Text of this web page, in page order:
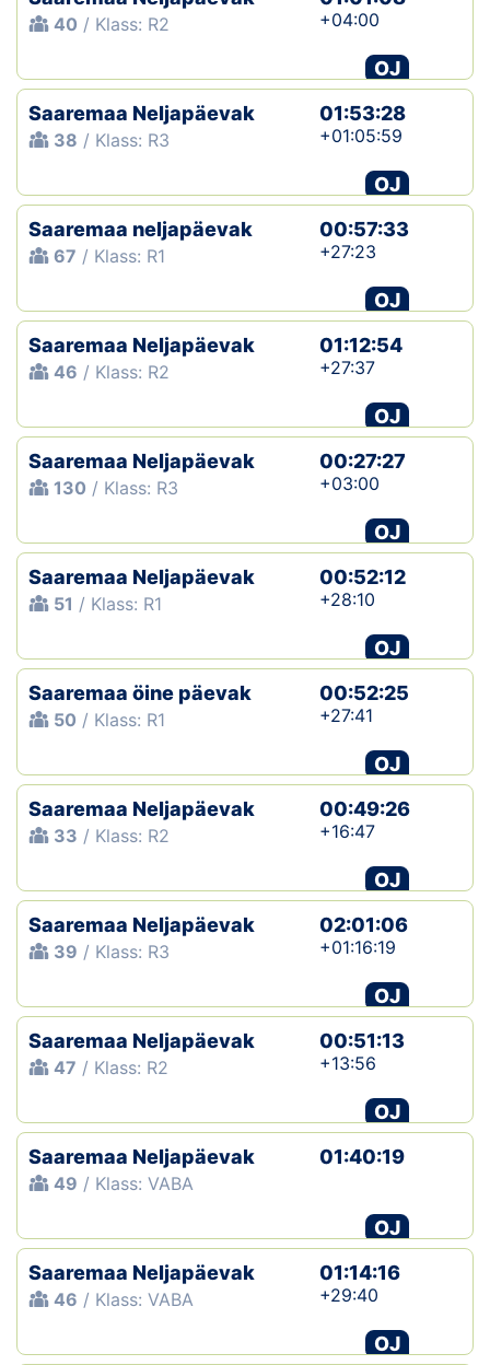
Klubid
Suletud maastikud
Püsirajad
Koolitused
OTSI
40 / Klass: R2 +04:00
OJ
Saaremaa Neljapäevak
38 / Klass: R3
01:53:28
+01:05:59
OJ
Saaremaa neljapäevak
67 / Klass: R1
00:57:33
+27:23
OJ
Saaremaa Neljapäevak
46 / Klass: R2
01:12:54
+27:37
OJ
Saaremaa Neljapäevak
130 / Klass: R3
00:27:27
+03:00
OJ
Saaremaa Neljapäevak
51 / Klass: R1
00:52:12
+28:10
OJ
Saaremaa öine päevak
50 / Klass: R1
00:52:25
+27:41
OJ
Saaremaa Neljapäevak
33 / Klass: R2
00:49:26
+16:47
OJ
Saaremaa Neljapäevak
39 / Klass: R3
02:01:06
+01:16:19
OJ
Saaremaa Neljapäevak
47 / Klass: R2
00:51:13
+13:56
OJ
Saaremaa Neljapäevak
49 / Klass: VABA
01:40:19
OJ
Saaremaa Neljapäevak
46 / Klass: VABA
01:14:16
+29:40
OJ